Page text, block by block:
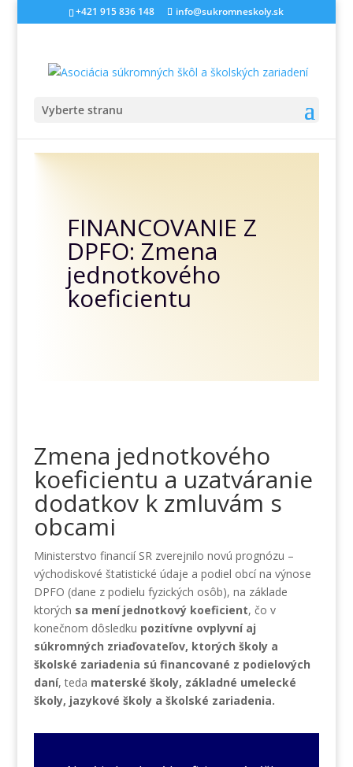
+421 915 836 148 info@sukromneskoly.sk
Vyberte stranu
FINANCOVANIE Z
DPFO: Zmena
jednotkového
koeficientu
Zmena jednotkového
koeficientu a uzatváranie
dodatkov k zmluvám s
obcami
Ministerstvo financií SR zverejnilo novú prognózu –
východiskové štatistické údaje a podiel obcí na výnose
DPFO (dane z podielu fyzických osôb), na základe
ktorých sa mení jednotkový koeficient, čo v
konečnom dôsledku pozitívne ovplyvní aj
súkromných zriaďovateľov, ktorých školy a
školské zariadenia sú financované z podielových
daní, teda materské školy, základné umelecké
školy, jazykové školy a školské zariadenia.